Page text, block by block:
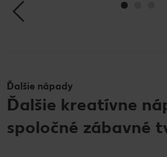
Ďalšie nápady
Ďalšie kreatívne
spoločné zábavné